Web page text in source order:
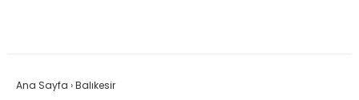
Ana Sayfa ›Balıkesir